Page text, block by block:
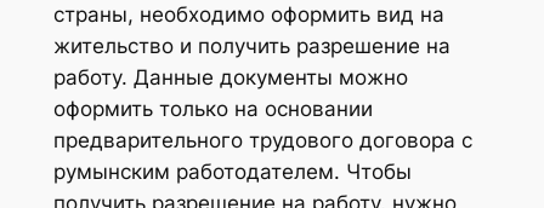
страны, необходимо оформить вид на
жительство и получить разрешение на
работу. Данные документы можно
оформить только на основании
предварительного трудового договора с
румынским работодателем. Чтобы